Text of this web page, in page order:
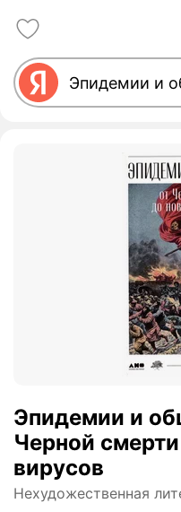
Эпидемии и
Черной
вирусов
Нехудожественная